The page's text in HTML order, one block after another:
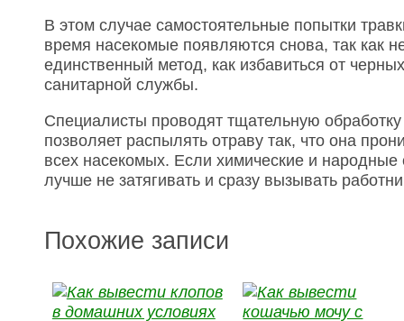
В этом случае самостоятельные попытки
время насекомые появляются снова, так как
единственный метод, как избавиться от
санитарной службы.
Специалисты проводят тщательную
позволяет распылять отраву так, что она
всех насекомых. Если химические и
лучше не затягивать и сразу вызывать
Похожие записи